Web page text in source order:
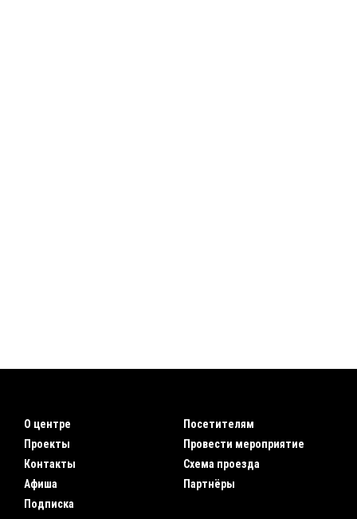
О центре
Проекты
Контакты
Афиша
Подписка
Посетителям
Провести мероприятие
Схема проезда
Партнёры